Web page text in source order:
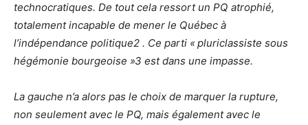
technocratiques. De tout cela ressort un PQ atrophié,
totalement incapable de mener le Québec à
l’indépendance politique2 . Ce parti « pluriclassiste sous
hégémonie bourgeoise »3 est dans une impasse.
La gauche n’a alors pas le choix de marquer la rupture,
non seulement avec le PQ, mais également avec le